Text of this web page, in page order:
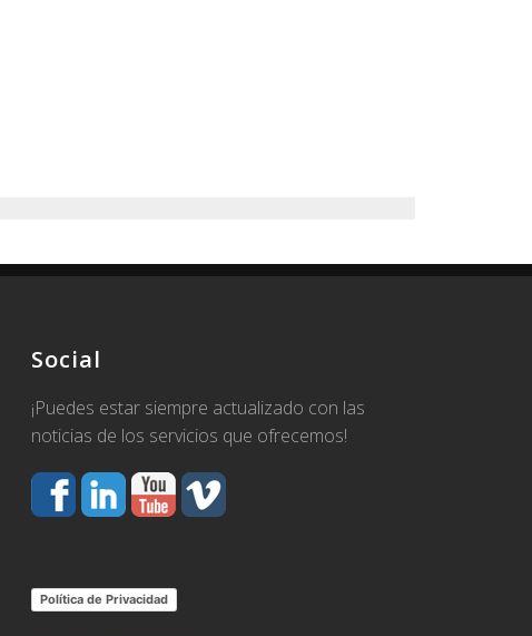
Social
¡Puedes estar siempre actualizado con las
noticias de los servicios que ofrecemos!
Política de Privacidad